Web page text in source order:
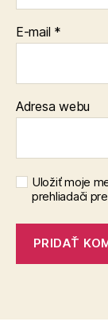
E-mail *
Adresa webu
Uložiť moje
prehliadači